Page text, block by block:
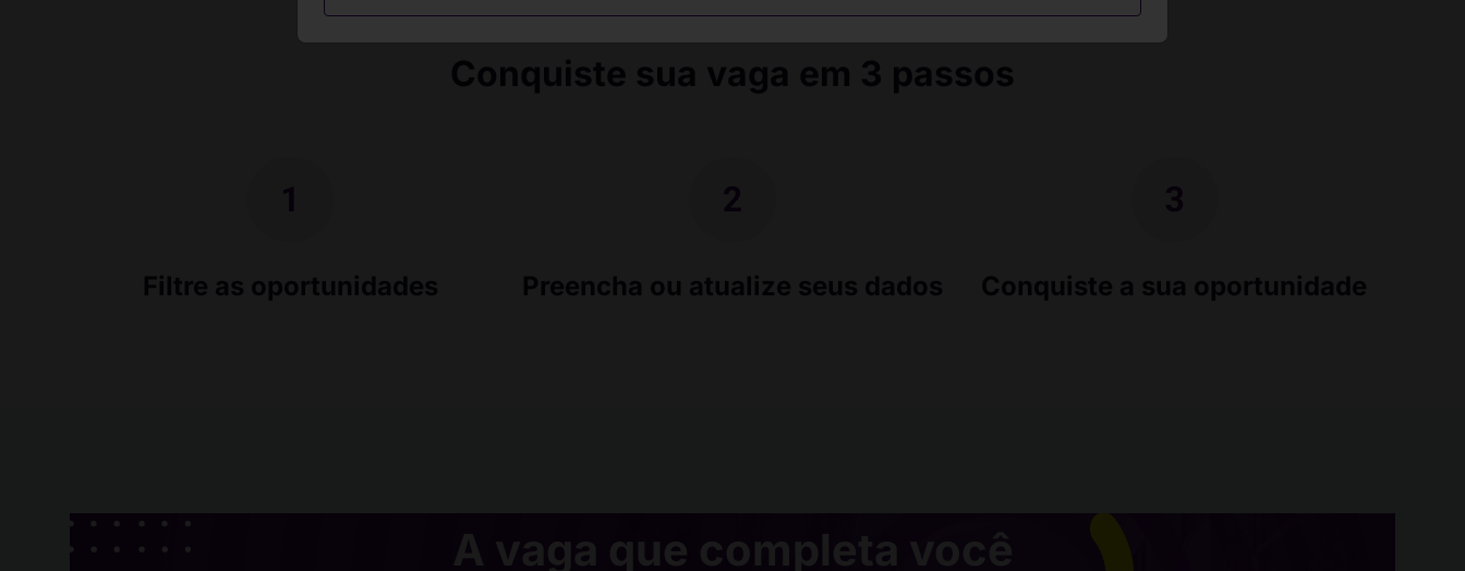
Conquiste sua vaga em 3 passos
Filtre as oportunidades Preencha ou atualize seus dados Conquiste a sua oportunidade
A vaga que completa você